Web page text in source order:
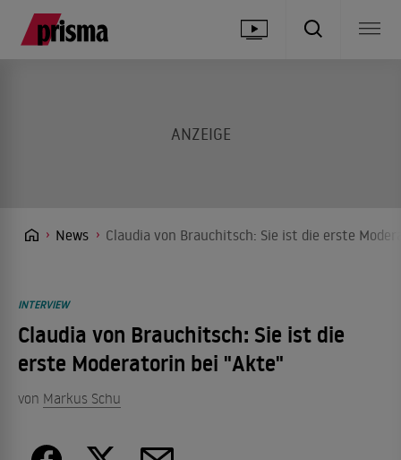
News Claudia von Brauchitsch: Sie ist die erste
INTERVIEW
Claudia von Brauchitsch: Sie ist die
erste Moderatorin bei "Akte"
von Markus Schu